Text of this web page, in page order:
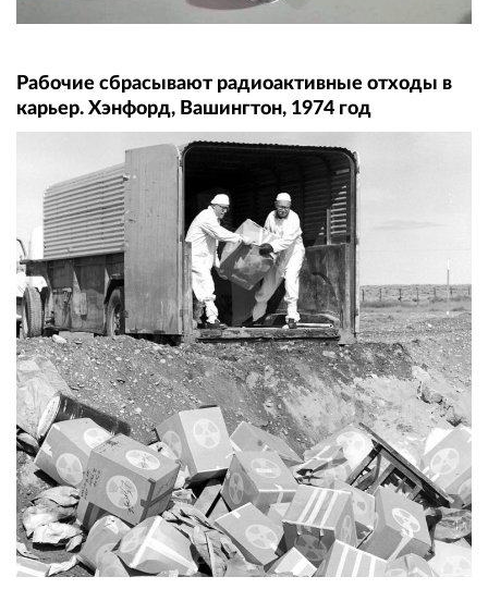
Рабочие сбрасывают радиоактивные отходы в
карьер. Хэнфорд, Вашингтон, 1974 год